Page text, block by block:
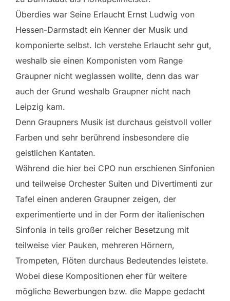
Überdies war Seine Erlaucht Ernst Ludwig von
Hessen-Darmstadt ein Kenner der Musik und
komponierte selbst. Ich verstehe Erlaucht sehr gut,
weshalb sie einen Komponisten vom Range
Graupner nicht weglassen wollte, denn das war
auch der Grund weshalb Graupner nicht nach
Leipzig kam.
Denn Graupners Musik ist durchaus geistvoll voller
Farben und sehr berührend insbesondere die
geistlichen Kantaten.
Während die hier bei CPO nun erschienen Sinfonien
und teilweise Orchester Suiten und Divertimenti zur
Tafel einen anderen Graupner zeigen, der
experimentierte und in der Form der italienischen
Sinfonia in teils großer reicher Besetzung mit
teilweise vier Pauken, mehreren Hörnern,
Trompeten, Flöten durchaus Bedeutendes leistete.
Wobei diese Kompositionen eher für weitere
mögliche Bewerbungen bzw. die Mappe gedacht